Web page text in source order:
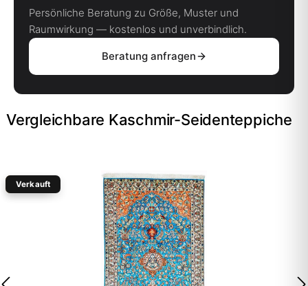
Persönliche Beratung zu Größe, Muster und
Raumwirkung — kostenlos und unverbindlich.
Beratung anfragen
Vergleichbare Kaschmir-Seidenteppiche
Verkauft
-20%